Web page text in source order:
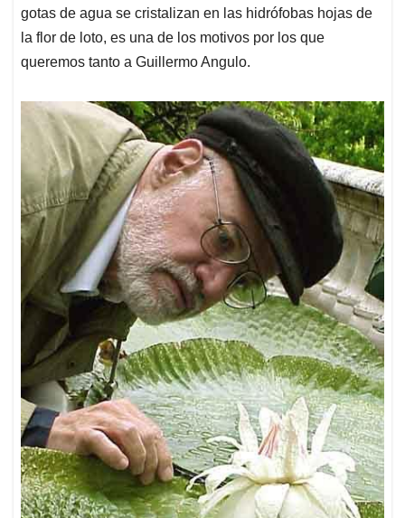
gotas de agua se cristalizan en las hidrófobas hojas de
la flor de loto, es una de los motivos por los que
queremos tanto a Guillermo Angulo.